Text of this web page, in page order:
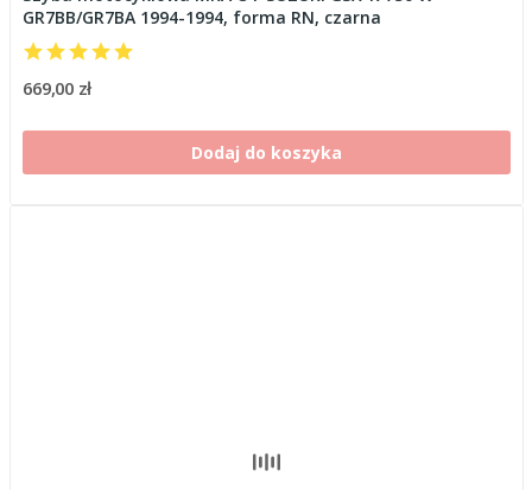
GR7BB/GR7BA 1994-1994, forma RN, czarna
669,00 zł
Dodaj do koszyka